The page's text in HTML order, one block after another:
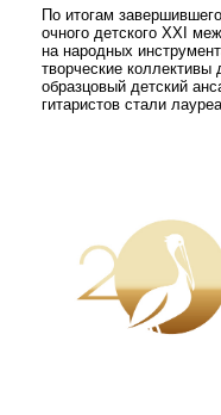
По итогам
очного детского XXI
на народных
творческие коллективы
образцовый детский
гитаристов стали